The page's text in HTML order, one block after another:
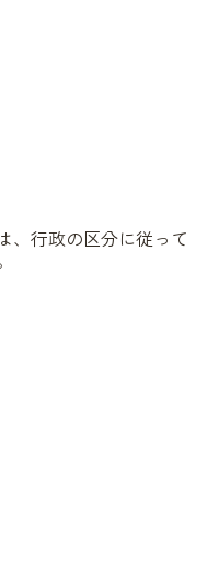
、行政の区分に従って